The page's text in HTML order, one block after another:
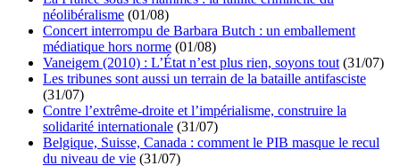
néolibéralisme (01/08)
Concert interrompu de Barbara Butch : un emballement
médiatique hors norme (01/08)
Vaneigem (2010) : L’État n’est plus rien, soyons tout (31/07)
Les tribunes sont aussi un terrain de la bataille antifasciste
(31/07)
Contre l’extrême-droite et l’impérialisme, construire la
solidarité internationale (31/07)
Belgique, Suisse, Canada : comment le PIB masque le recul
du niveau de vie (31/07)